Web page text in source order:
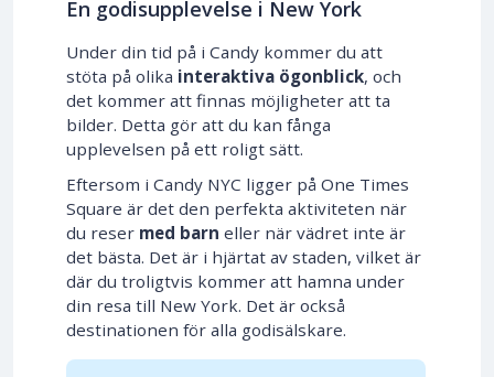
En godisupplevelse i New York
Under din tid på i Candy kommer du att
stöta på olika interaktiva ögonblick, och
det kommer att finnas möjligheter att ta
bilder. Detta gör att du kan fånga
upplevelsen på ett roligt sätt.
Eftersom i Candy NYC ligger på One Times
Square är det den perfekta aktiviteten när
du reser med barn eller när vädret inte är
det bästa. Det är i hjärtat av staden, vilket är
där du troligtvis kommer att hamna under
din resa till New York. Det är också
destinationen för alla godisälskare.